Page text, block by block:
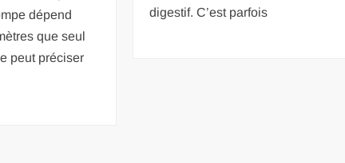
dépend
que seul
peut préciser
digestif. C’est parfois